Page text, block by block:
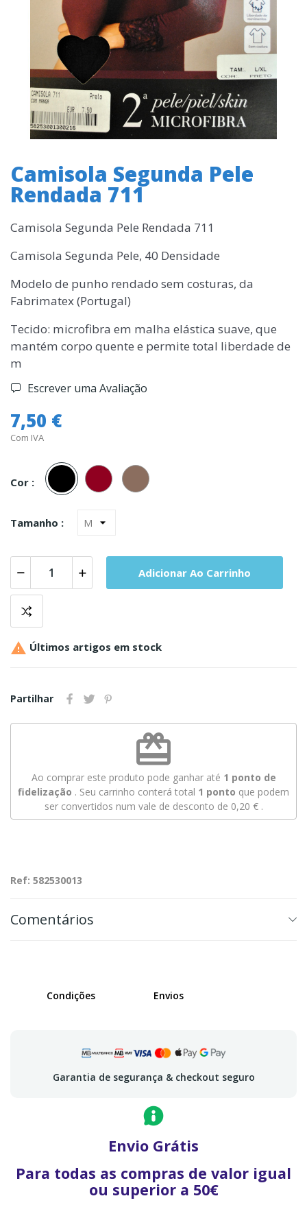
Camisola Segunda Pele
Rendada 711
Camisola Segunda Pele Rendada 711
Camisola Segunda Pele, 40 Densidade
Modelo de punho rendado sem costuras, da
Fabrimatex (Portugal)
Tecido: microfibra em malha elástica suave, que
mantém corpo quente e permite total liberdade de
m
Escrever uma Avaliação
7,50 €
Com IVA
Cor :
Preto Bordeaux
Tamanho :
Adicionar Ao Carrinho
 Últimos artigos em stock
Partilhar
redeem
Ao comprar este produto pode ganhar até 1 ponto de
fidelização . Seu carrinho conterá total 1 ponto que podem
ser convertidos num vale de desconto de 0,20 €.
Ref: 582530013
Comentários
Condições Envios
Garantia de segurança & checkout seguro
Envio Grátis
Para todas as compras de valor igual
ou superior a 50€